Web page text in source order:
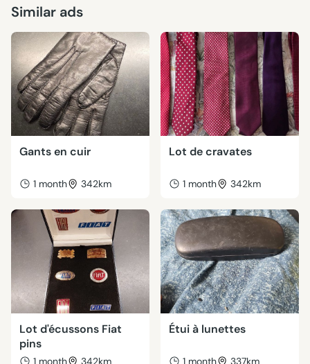
Similar ads
Gants en cuir
1 month 342km
Lot de cravates
1 month 342km
Lot d'écussons Fiat
pins
1 month 342km
Étui à lunettes
1 month 337km